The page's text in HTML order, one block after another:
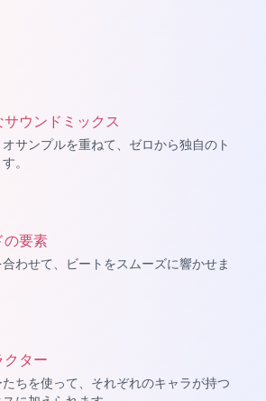
ウンドミックス
サンプルを重ねて、ゼロから独自のト
。
の要素
わせて、ビートをスムーズに響かせま
クター
ちを使って、それぞれのキャラが持つ